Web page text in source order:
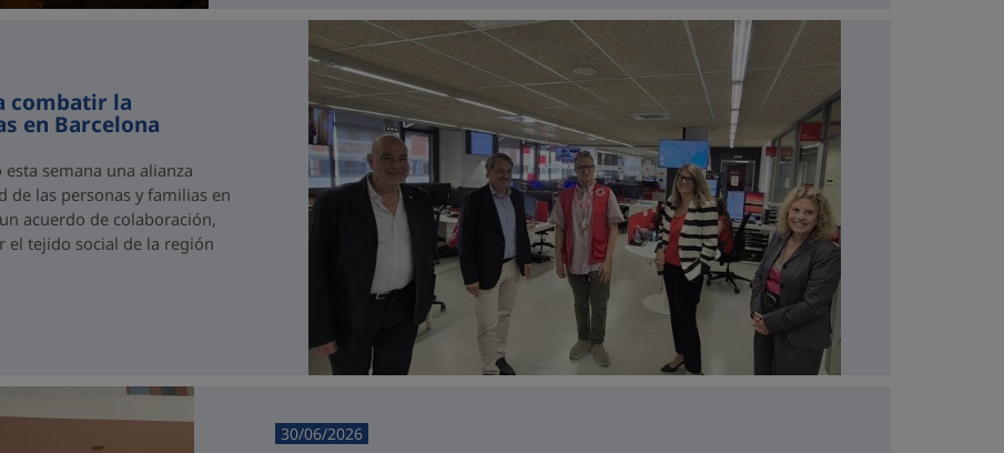
combatir la
en Barcelona
semana una alianza
las personas y familias en
acuerdo de colaboración,
el tejido social de la región
30/06/2026